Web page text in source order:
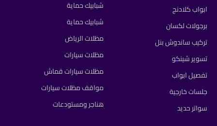
ابواب كلادنج
برجولات لكسان
تركيب ساندوش بنل
تسوير شينكو
تفصيل ابواب
جلسات خارجية
سواتر حديد
شبابيك حماية
شبابيك حماية
مظلات الرياض
مظلات سيارات
مظلات سيارات قماش
مواقف مظلات سيارات
هناجر ومستودعات